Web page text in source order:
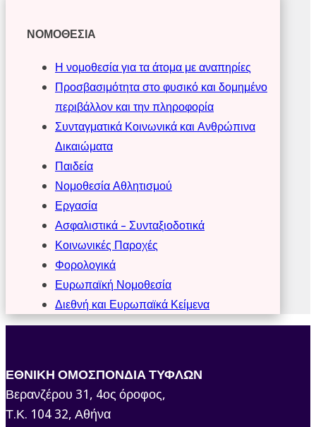
ΝΟΜΟΘΕΣΙΑ
Η νομοθεσία για τα άτομα με αναπηρίες
Προσβασιμότητα στο φυσικό και δομημένο
περιβάλλον και την πληροφορία
Συνταγματικά Κοινωνικά και Ανθρώπινα
Δικαιώματα
Παιδεία
Νομοθεσία Αθλητισμού
Εργασία
Ασφαλιστικά – Συνταξιοδοτικά
Κοινωνικές Παροχές
Φορολογικά
Ευρωπαϊκή Νομοθεσία
Διεθνή και Ευρωπαϊκά Κείμενα
ΕΘΝΙΚΗ ΟΜΟΣΠΟΝΔΙΑ ΤΥΦΛΩΝ
Βερανζέρου 31, 4ος όροφος,
Τ.Κ. 104 32, Αθήνα